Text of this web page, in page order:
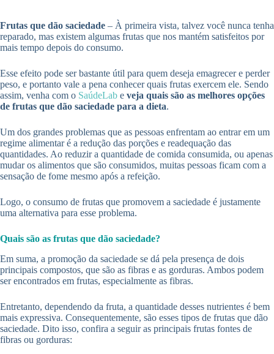
Frutas que dão saciedade – À primeira vista, talvez você nunca tenha
reparado, mas existem algumas frutas que nos mantém satisfeitos por
mais tempo depois do consumo.
Esse efeito pode ser bastante útil para quem deseja emagrecer e perder
peso, e portanto vale a pena conhecer quais frutas exercem ele. Sendo
assim, venha com o SaúdeLab e veja quais são as melhores opções
de frutas que dão saciedade para a dieta.
Um dos grandes problemas que as pessoas enfrentam ao entrar em um
regime alimentar é a redução das porções e readequação das
quantidades. Ao reduzir a quantidade de comida consumida, ou apenas
mudar os alimentos que são consumidos, muitas pessoas ficam com a
sensação de fome mesmo após a refeição.
Logo, o consumo de frutas que promovem a saciedade é justamente
uma alternativa para esse problema.
Quais são as frutas que dão saciedade?
Em suma, a promoção da saciedade se dá pela presença de dois
principais compostos, que são as fibras e as gorduras. Ambos podem
ser encontrados em frutas, especialmente as fibras.
Entretanto, dependendo da fruta, a quantidade desses nutrientes é bem
mais expressiva. Consequentemente, são esses tipos de frutas que dão
saciedade. Dito isso, confira a seguir as principais frutas fontes de
fibras ou gorduras: